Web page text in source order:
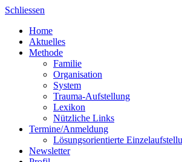
Skip
content
Schliessen
Home
Aktuelles
Methode
Familie
Organisation
System
Trauma-Aufstellung
Lexikon
Nützliche Links
Termine/Anmeldung
Lösungsorientierte
Newsletter